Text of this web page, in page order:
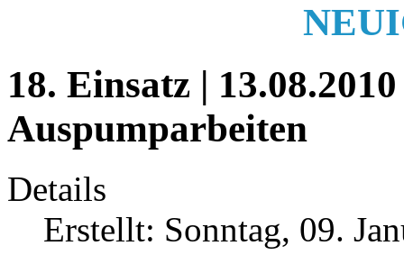
18. Einsatz |
Auspumparbeiten
Details
Erstellt: Sonntag, 09.